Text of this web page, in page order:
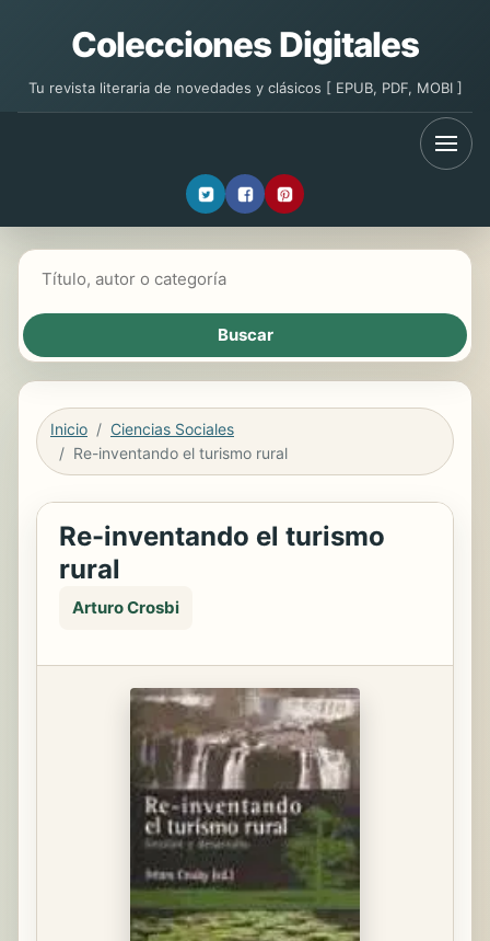
Colecciones Digitales
Tu revista literaria de novedades y clásicos [ EPUB, PDF, MOBI ]
Inicio
Ciencias Sociales
Re-inventando el turismo rural
Re-inventando el turismo
rural
Arturo Crosbi